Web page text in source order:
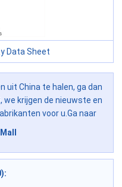
Data Sheet
uit China te halen, ga dan
krijgen de nieuwste en
voor u.Ga naar